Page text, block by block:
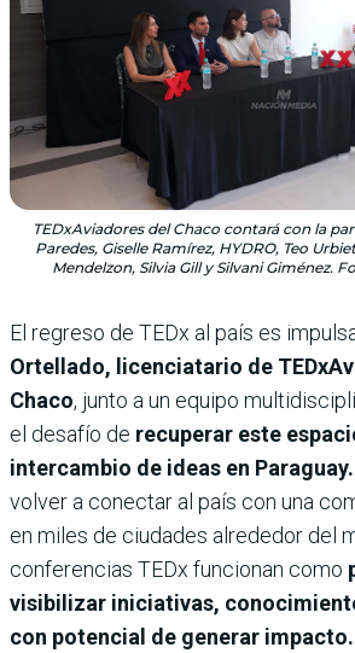
TEDxAviadores del Chaco contará con la
Paredes, Giselle Ramírez, HYDRO, Teo
Mendelzon, Silvia Gill y Silvani Giménez.
El regreso de TEDx al país es
Ortellado, licenciatario de
Chaco, junto a un equipo
el desafío de recuperar este
intercambio de ideas en Paraguay.
volver a conectar al país con una
en miles de ciudades alrededor del
conferencias TEDx funcionan como
visibilizar iniciativas,
con potencial de generar impacto.